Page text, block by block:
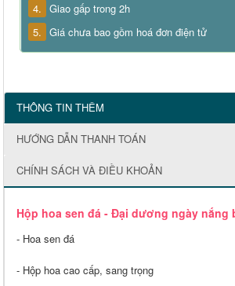
4. Giao gấp trong 2h
5. Giá chưa bao gồm hoá đơn điện tử
THÔNG TIN THÊM
HƯỚNG DẪN THANH TOÁN
CHÍNH SÁCH VÀ ĐIỀU KHOẢN
Hộp hoa sen đá - Đại dương ngày nắng
- Hoa sen đá
- Hộp hoa cao cấp, sang trọng